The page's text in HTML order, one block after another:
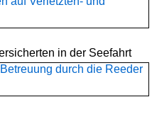
in der Seefahrt
durch die Reeder